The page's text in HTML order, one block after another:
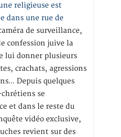
religieuse est
dans une rue de
de surveillance,
confession juive la
lui donner plusieurs
crachats, agressions
Depuis quelques
se
et dans le reste du
vidéo exclusive,
revient sur des